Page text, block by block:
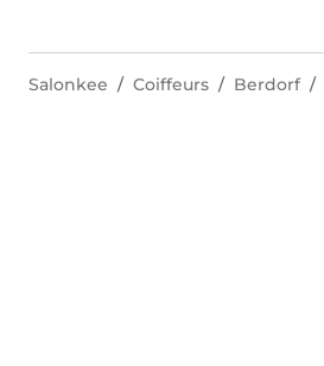
Salonkee Coiffeurs Berdorf